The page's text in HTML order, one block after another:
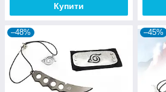
Купити
–48% –45%